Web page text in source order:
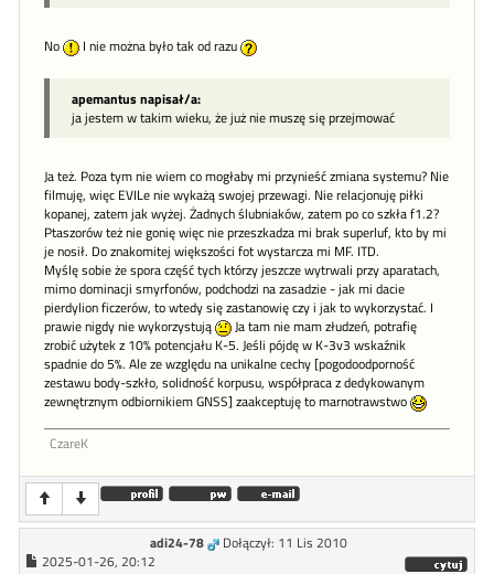
No I nie można było tak od razu
apemantus napisał/a:
ja jestem w takim wieku, że już nie muszę się przejmować
Ja też. Poza tym nie wiem co mogłaby mi przynieść zmiana systemu? Nie
filmuję, więc EVILe nie wykażą swojej przewagi. Nie relacjonuję piłki
kopanej, zatem jak wyżej. Żadnych ślubniaków, zatem po co szkła f1.2?
Ptaszorów też nie gonię więc nie przeszkadza mi brak superluf, kto by mi
je nosił. Do znakomitej większości fot wystarcza mi MF. ITD.
Myślę sobie że spora część tych którzy jeszcze wytrwali przy aparatach,
mimo dominacji smyrfonów, podchodzi na zasadzie - jak mi dacie
pierdylion ficzerów, to wtedy się zastanowię czy i jak to wykorzystać. I
prawie nigdy nie wykorzystują
Ja tam nie mam złudzeń, potrafię
zrobić użytek z 10% potencjału K-5. Jeśli pójdę w K-3v3 wskaźnik
spadnie do 5%. Ale ze względu na unikalne cechy [pogodoodporność
zestawu body-szkło, solidność korpusu, współpraca z dedykowanym
zewnętrznym odbiornikiem GNSS] zaakceptuję to marnotrawstwo
CzareK
adi24-78
Dołączył: 11 Lis 2010
2025-01-26, 20:12